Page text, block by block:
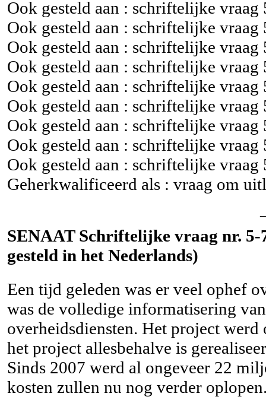
Ook gesteld aan : schriftelijke vraag
Ook gesteld aan : schriftelijke vraag
Ook gesteld aan : schriftelijke vraag
Ook gesteld aan : schriftelijke vraag
Ook gesteld aan : schriftelijke vraag
Ook gesteld aan : schriftelijke vraag
Ook gesteld aan : schriftelijke vraag
Ook gesteld aan : schriftelijke vraag
Ook gesteld aan : schriftelijke vraag
Geherkwalificeerd als : vraag om
SENAAT Schriftelijke vraag nr. 5-
gesteld in het Nederlands)
Een tijd geleden was er veel ophef
was de volledige informatisering
overheidsdiensten. Het project
het project allesbehalve is
Sinds 2007 werd al ongeveer 22
kosten zullen nu nog verder